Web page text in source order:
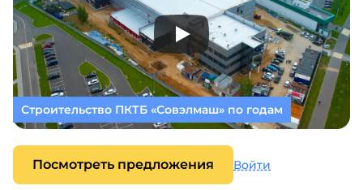
Строительство ПКТБ «Совэлмаш» по годам
Посмотреть предложения Войти